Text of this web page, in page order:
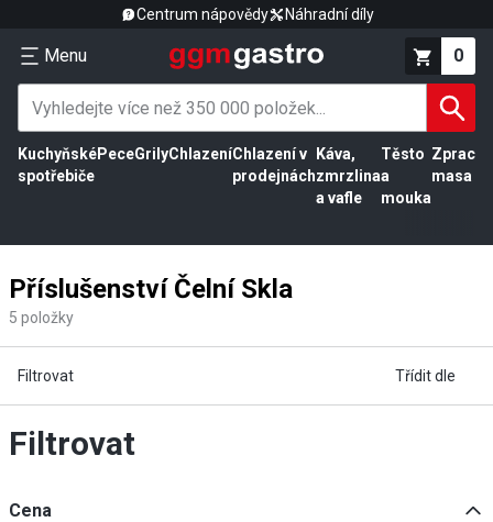
Centrum nápovědy Náhradní díly
Menu 0
Kuchyňské
spotřebiče
PeceGrilyChlazeníChlazení v
prodejnách
Káva,
zmrzlina
a vafle
Těsto
a
mouka
masa
Příslušenství Čelní Skla
5 položky
Filtrovat Třídit dle
Filtrovat
Cena